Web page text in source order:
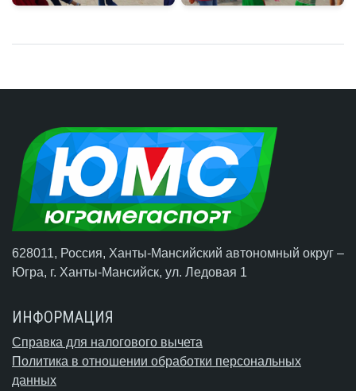
628011, Россия, Ханты-Мансийский автономный округ –
Югра, г. Ханты-Мансийск, ул. Ледовая 1
ИНФОРМАЦИЯ
Справка для налогового вычета
Политика в отношении обработки персональных
данных